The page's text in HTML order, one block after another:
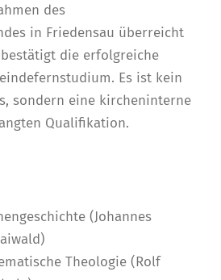
des
in Friedensau überreicht
die erfolgreiche
Es ist kein
sondern eine kircheninterne
Qualifikation.
(Johannes
Theologie (Rolf